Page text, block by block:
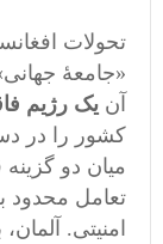
تحولات
«جامعهٔ
آن یک رژیم
کشور را در
میان دو
تعامل محدود
امنیتی.